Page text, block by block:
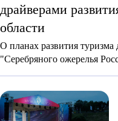
драйверами
области
О планах развития туризма
"Серебряного ожерелья